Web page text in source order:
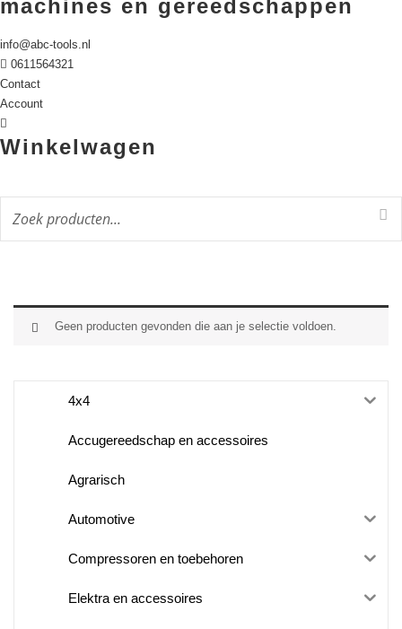
machines en gereedschappen
info@abc-tools.nl
0611564321
Contact
Account
Winkelwagen
Geen producten gevonden die aan je selectie voldoen.
4x4
Accugereedschap en accessoires
Agrarisch
Automotive
Compressoren en toebehoren
Elektra en accessoires